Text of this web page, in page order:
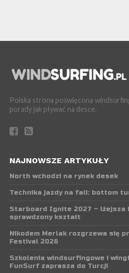
Polska strona poświęcona
porady jak pływać na desce.
NAJNOWSZE ARTYKUŁY
North wchodzi na rynek desek
Technika jazdy na fali: bottom
Starboard Ignite 2027 – lżejsza
sprawdzony kształt
Nikodem Merlak rozgrzewa się
Festival 2026
Szkolenia windsurfingowe i
FunSurf zaprasza do Turcji